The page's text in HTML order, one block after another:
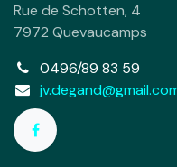
Rue de Schotten, 4
7972 Quevaucamps
0496/89 83 59